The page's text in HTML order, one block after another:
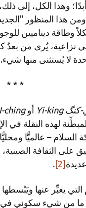
وهذا الكل، إلى
هذا المنظور
وطاقة ديناميين
نزاعية، يُرى من بعدُ
لا يُستثنى منها شيء.
* * *
كنگ Yi-king أوI-ching
لهذه النقلة في
السلام – عالميًّا
على الثقافة
[2]
.
يعبِّر عنها ويَبْسطها
ما من شيء سكوني في